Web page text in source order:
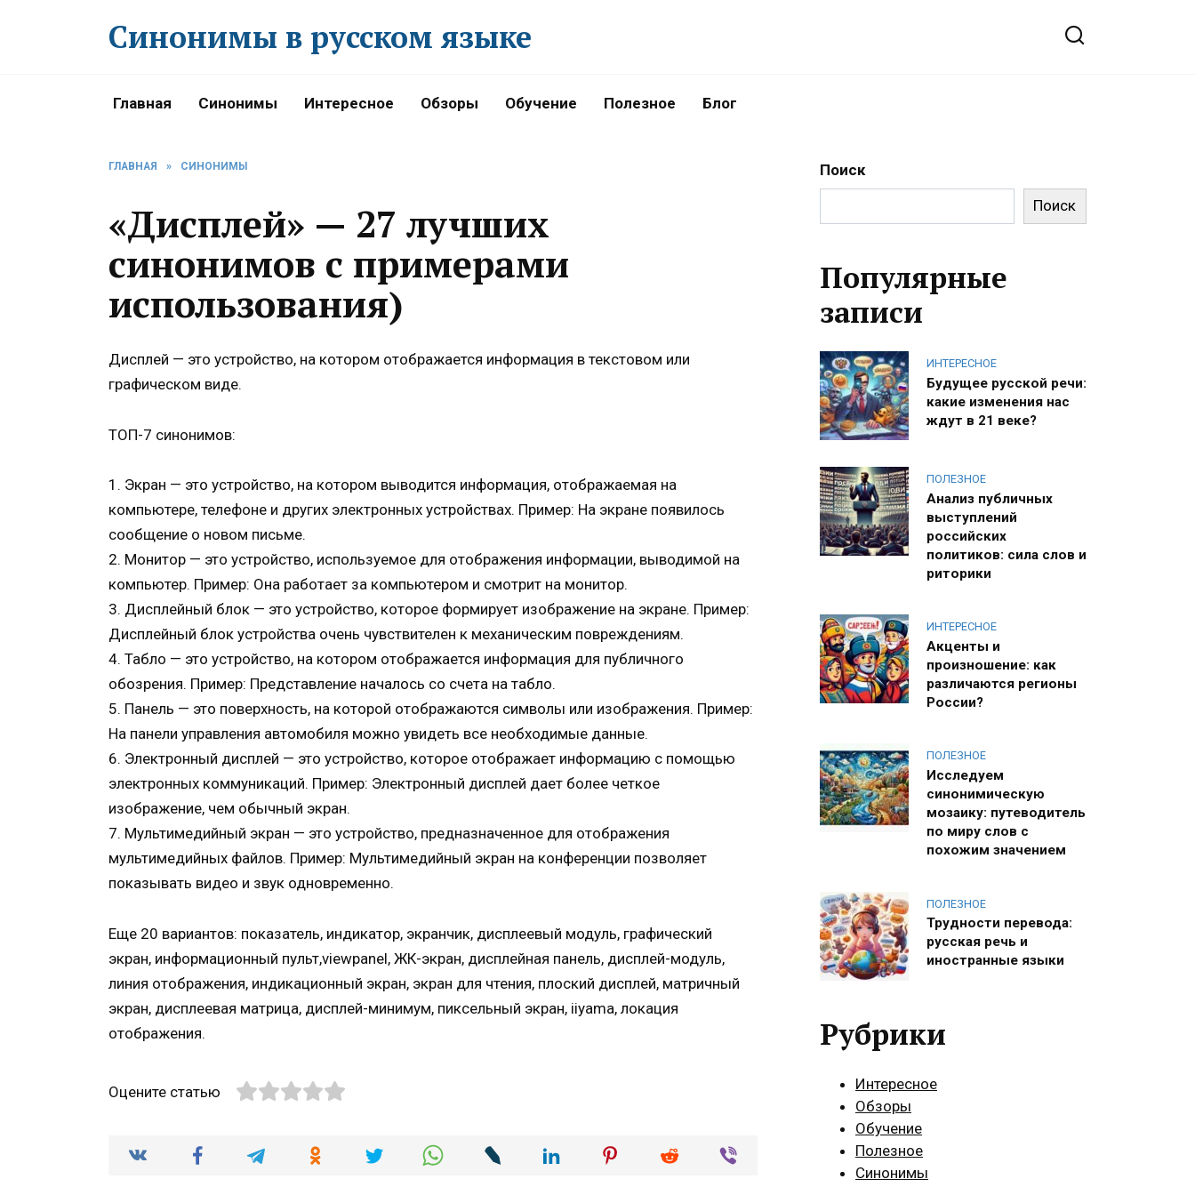
Синонимы в русском языке
Главная Синонимы Интересное Обзоры Обучение Полезное Блог
ГЛАВНАЯ » СИНОНИМЫ
«Дисплей» — 27 лучших
синонимов с примерами
использования)
Дисплей — это устройство, на котором отображается информация в текстовом или
графическом виде.
ТОП-7 синонимов:
1. Экран — это устройство, на котором выводится информация, отображаемая на
компьютере, телефоне и других электронных устройствах. Пример: На экране появилось
сообщение о новом письме.
2. Монитор — это устройство, используемое для отображения информации, выводимой на
компьютер. Пример: Она работает за компьютером и смотрит на монитор.
3. Дисплейный блок — это устройство, которое формирует изображение на экране. Пример:
Дисплейный блок устройства очень чувствителен к механическим повреждениям.
4. Табло — это устройство, на котором отображается информация для публичного
обозрения. Пример: Представление началось со счета на табло.
5. Панель — это поверхность, на которой отображаются символы или изображения. Пример:
На панели управления автомобиля можно увидеть все необходимые данные.
6. Электронный дисплей — это устройство, которое отображает информацию с помощью
электронных коммуникаций. Пример: Электронный дисплей дает более четкое
изображение, чем обычный экран.
7. Мультимедийный экран — это устройство, предназначенное для отображения
мультимедийных файлов. Пример: Мультимедийный экран на конференции позволяет
показывать видео и звук одновременно.
Еще 20 вариантов: показатель, индикатор, экранчик, дисплеевый модуль, графический
экран, информационный пульт,viewpanel, ЖК-экран, дисплейная панель, дисплей-модуль,
линия отображения, индикационный экран, экран для чтения, плоский дисплей, матричный
экран, дисплеевая матрица, дисплей-минимум, пиксельный экран, iiyama, локация
отображения.
Оцените статью
Поиск
Поиск
Популярные
записи
ИНТЕРЕСНОЕ
Будущее русской речи:
какие изменения нас
ждут в 21 веке?
ПОЛЕЗНОЕ
Анализ публичных
выступлений
российских
политиков: сила слов и
риторики
ИНТЕРЕСНОЕ
Акценты и
произношение: как
различаются регионы
России?
ПОЛЕЗНОЕ
Исследуем
синонимическую
мозаику: путеводитель
по миру слов с
похожим значением
ПОЛЕЗНОЕ
Трудности перевода:
русская речь и
иностранные языки
Рубрики
Интересное
Обзоры
Обучение
Полезное
Синонимы